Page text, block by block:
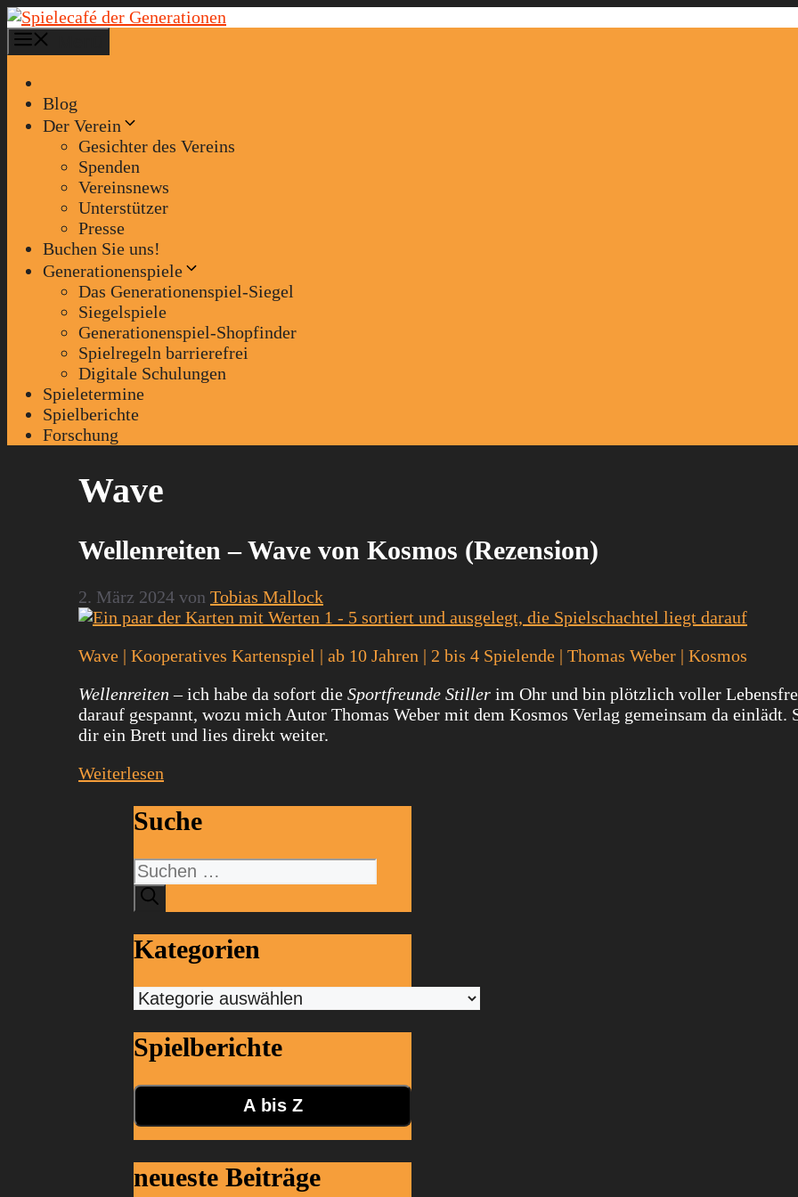
Zum
Inhalt
springen
Blog
Der Verein
Gesichter des Vereins
Spenden
Vereinsnews
Unterstützer
Presse
Buchen Sie uns!
Generationenspiele
Das Generationenspiel-Siegel
Siegelspiele
Generationenspiel-Shopfinder
Spielregeln barrierefrei
Digitale Schulungen
Spieletermine
Spielberichte
Forschung
Wave
Wellenreiten – Wave von Kosmos (Rezension)
2. März 2024 von Tobias Mallock
Wave | Kooperatives Kartenspiel | ab 10 Jahren | 2 bis 4 Spielende | Thomas Weber | Kosmos
Wellenreiten – ich habe da sofort die Sportfreunde Stiller im Ohr und bin plötzlich voller
darauf gespannt, wozu mich Autor Thomas Weber mit dem Kosmos Verlag gemeinsam da einlädt.
dir ein Brett und lies direkt weiter.
Weiterlesen
Suche
Suchen
nach:
Kategorien
Kategorien
Spielberichte
A bis Z
neueste Beiträge